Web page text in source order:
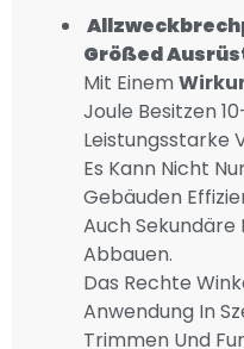
GrößeD
Mit Einem
Joule Besitzen
Leistungsstarke
Es Kann Nicht
Gebäuden
Auch
Abbauen.
Das Rechte
Anwendung In
Trimmen Und